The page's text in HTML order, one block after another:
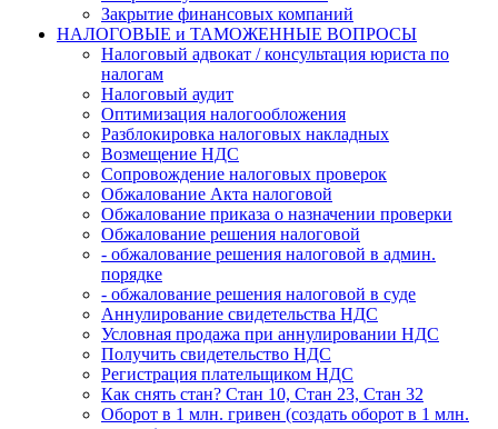
Закрытие финансовых компаний
НАЛОГОВЫЕ и ТАМОЖЕННЫЕ ВОПРОСЫ
Налоговый адвокат / консультация юриста по
налогам
Налоговый аудит
Оптимизация налогообложения
Разблокировка налоговых накладных
Возмещение НДС
Сопровождение налоговых проверок
Обжалование Акта налоговой
Обжалование приказа о назначении проверки
Обжалование решения налоговой
- обжалование решения налоговой в админ.
порядке
- обжалование решения налоговой в суде
Аннулирование свидетельства НДС
Условная продажа при аннулировании НДС
Получить свидетельство НДС
Регистрация плательщиком НДС
Как снять стан? Стан 10, Стан 23, Стан 32
Оборот в 1 млн. гривен (создать оборот в 1 млн.